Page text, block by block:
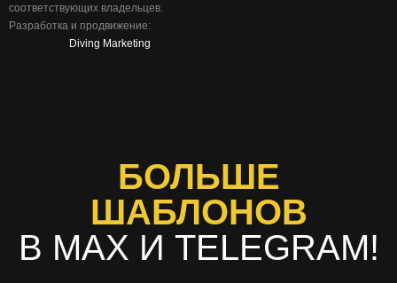
соответствующих владельцев.
Разработка и продвижение:
Diving Marketing
БОЛЬШЕ
ШАБЛОНОВ
В MAX И TELEGRAM!